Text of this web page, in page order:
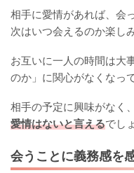
相手に愛情があれば、会
次はいつ会えるのか楽し
お互いに一人の時間は大
のか」に関心がなくなっ
相手の予定に興味がなく、
愛情はないと言えるでし
会うことに義務感を